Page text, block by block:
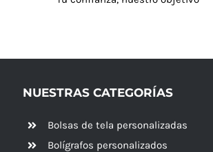
NUESTRAS CATEGORÍAS
Bolsas de tela personalizadas
Bolígrafos personalizados